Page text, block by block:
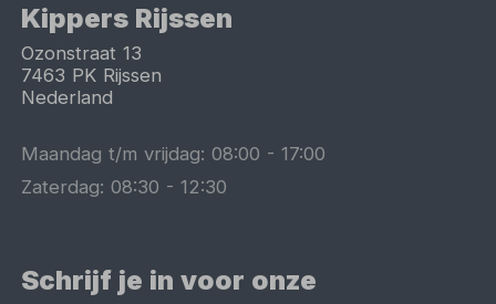
Kippers Rijssen
Ozonstraat 13
7463 PK Rijssen
Nederland
Maandag t/m vrijdag:08:00 -17:00
Zaterdag:08:30 -12:30
Schrijf je in voor onze